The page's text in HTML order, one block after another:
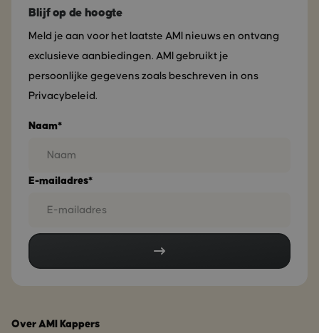
Blijf op de hoogte
Meld je aan voor het laatste AMI nieuws en ontvang
exclusieve aanbiedingen. AMI gebruikt je
persoonlijke gegevens zoals beschreven in ons
Privacybeleid.
Naam*
E-mailadres*
Over AMI Kappers